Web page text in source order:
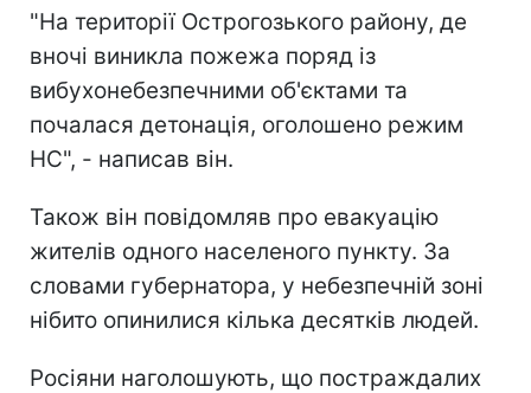
"На території Острогозького району, де
вночі виникла пожежа поряд із
вибухонебезпечними об'єктами та
почалася детонація, оголошено режим
НС", - написав він.
Також він повідомляв про евакуацію
жителів одного населеного пункту. За
словами губернатора, у небезпечній зоні
нібито опинилися кілька десятків людей.
Росіяни наголошують, що постраждалих